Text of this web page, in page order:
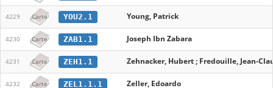
4229 Carte YOU2.1 Young, Patrick
4230 Carte ZAB1.1 Joseph Ibn Zabara
4231 Carte ZEH1.1 Zehnacker, Hubert ; Fredouille, Jean-
4232 Carte ZEL1.1.1 Zeller, Edoardo